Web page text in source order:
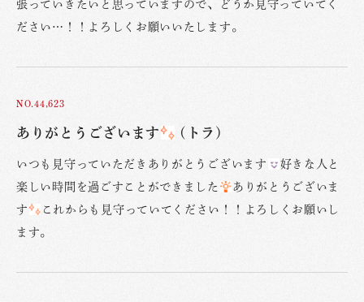
張っていきたいと思っていますので、どうか見守っていてく
ださい…！！よろしくお願いいたします。
NO.44,623
ありがとうございます (トラ)
いつも見守っていただきありがとうございます
好きな人と
楽しい時間を過ごすことができました
ありがとうございま
す
これからも見守っていてください！！よろしくお願いし
ます。